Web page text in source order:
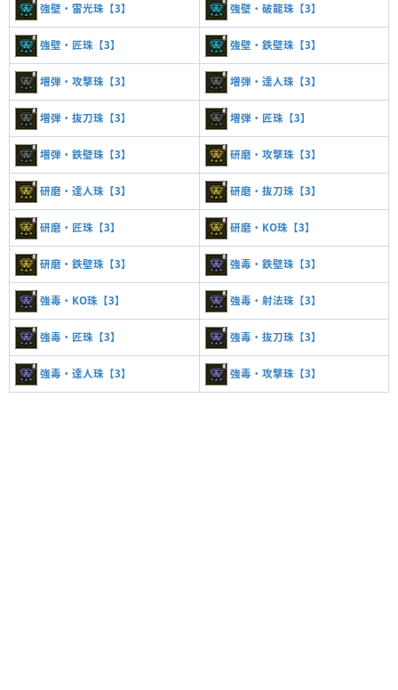
強壁・雷光珠【3】 強壁・破龍珠【3】
強壁・匠珠【3】 強壁・鉄壁珠【3】
増弾・攻撃珠【3】 増弾・達人珠【3】
増弾・抜刀珠【3】 増弾・匠珠【3】
増弾・鉄壁珠【3】 研磨・攻撃珠【3】
研磨・達人珠【3】 研磨・抜刀珠【3】
研磨・匠珠【3】 研磨・KO珠【3】
研磨・鉄壁珠【3】 強毒・鉄壁珠【3】
強毒・KO珠【3】 強毒・射法珠【3】
強毒・匠珠【3】 強毒・抜刀珠【3】
強毒・達人珠【3】 強毒・攻撃珠【3】